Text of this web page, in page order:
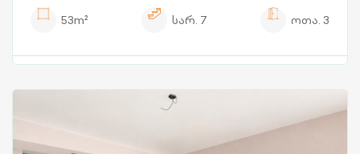
53m²
სარ. 7 ოთა. 3